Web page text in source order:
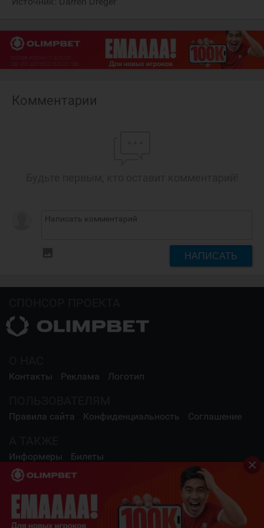
Комментарии
НАПИСАТЬ
Контакты Реклама Логотип
Правила сайта Конфиденциальность Соглашение
Информеры Билеты
СОЦИАЛЬНЫЕ СЕТИ